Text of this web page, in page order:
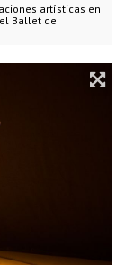
artísticas en
Ballet de